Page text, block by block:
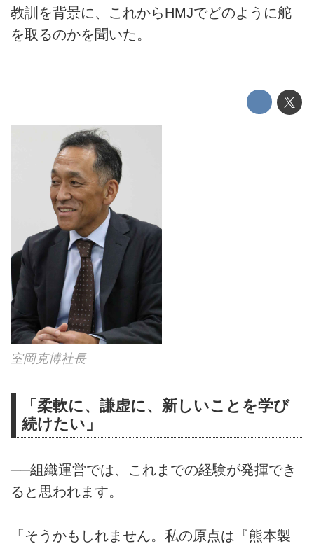
教訓を背景に、これからHMJでどのように舵
を取るのかを聞いた。
室岡克博社長
「柔軟に、謙虚に、新しいことを学び
続けたい」
──組織運営では、これまでの経験が発揮でき
ると思われます。
「そうかもしれません。私の原点は『熊本製